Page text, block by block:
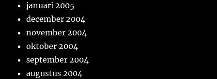
januari 2005
december 2004
november 2004
oktober 2004
september 2004
augustus 2004